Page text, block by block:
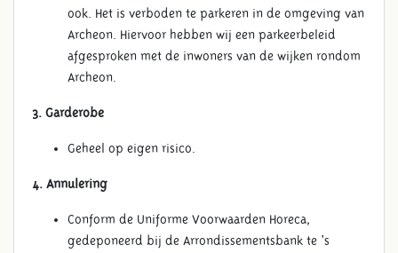
ook. Het is verboden te parkeren in de omgeving van
Archeon. Hiervoor hebben wij een parkeerbeleid
afgesproken met de inwoners van de wijken rondom
Archeon.
3. Garderobe
Geheel op eigen risico.
4. Annulering
Conform de Uniforme Voorwaarden Horeca,
gedeponeerd bij de Arrondissementsbank te ‘s